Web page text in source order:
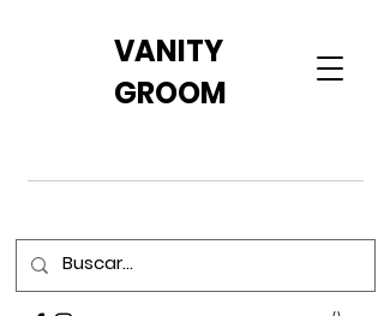
VANITY
GROOM